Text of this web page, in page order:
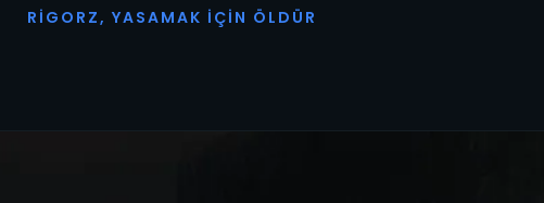
R I G O R Z, YASAMAK İ ÇI N Ö L D Ü R